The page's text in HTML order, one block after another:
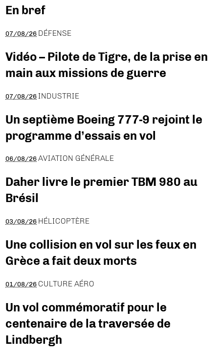
En bref
07/08/26 DÉFENSE
Vidéo – Pilote de Tigre, de la prise en
main aux missions de guerre
07/08/26 INDUSTRIE
Un septième Boeing 777-9 rejoint le
programme d’essais en vol
06/08/26 AVIATION GÉNÉRALE
Daher livre le premier TBM 980 au
Brésil
03/08/26 HÉLICOPTÈRE
Une collision en vol sur les feux en
Grèce a fait deux morts
01/08/26 CULTURE AÉRO
Un vol commémoratif pour le
centenaire de la traversée de
Lindbergh